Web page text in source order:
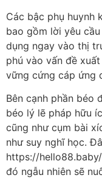
Các bậc phụ huynh
bao gồm lời yêu
dụng ngay vào thị
phú vào vấn đề
vững cứng cáp ứng
Bên cạnh phần béo
béo lý lẽ pháp hữu
cũng như cụm bài
như suy nghĩ học.
https://
đó ngẫu nhiên sẽ